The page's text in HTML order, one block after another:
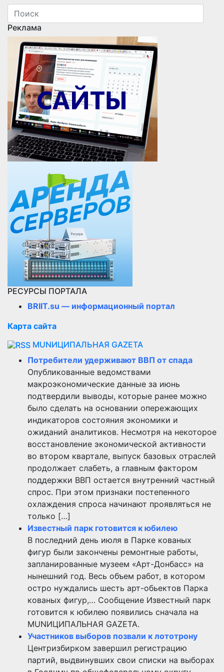
Реклама
РЕСУРСЫ ПОРТАЛА
BRIIT.su — информационный портал
Карта сайта
MUNИЦИПАЛЬНАЯ GAZЕТА
Потребители удерживают ВВП от спада
Опубликованные ведомствами
макроэкономические данные за июнь
подтвердили выводы, которые ранее можно
было сделать на основании опережающих
индикаторов состояния экономики и
ожиданий аналитиков. Несмотря на некоторое
восстановление экономической активности
во втором квартале, выпуск базовых отраслей
продолжает слабеть, а главным фактором
поддержки ВВП остается внутренний частный
спрос. При этом признаки постепенного
охлаждения спроса начинают проявляться не
только […]
Известный парк готовится к юбилею
В последний день июля в Парке кованых
фигур были закончены ремонтные работы,
запланированные музеем «Арт-Донбасс» на
нынешний год. Весь объем работ, в котором
остро нуждались шесть арт-обьектов Парка
кованых фигур,… Сообщение Известный парк
готовится к юбилею появились сначала на
MUNИЦИПАЛЬНАЯ GAZЕТА.
Участников выборов позвали к лототрону
Центризбирком завершил регистрацию
партий, выдвинувших свои списки на выборах